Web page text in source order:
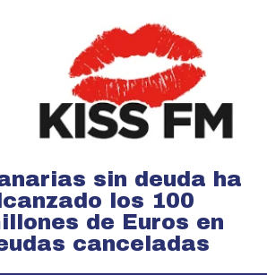
sin deuda ha
los 100
de Euros en
canceladas